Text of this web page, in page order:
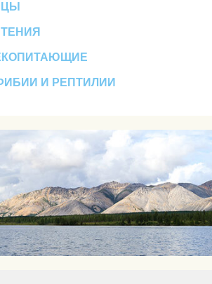
И РЕПТИЛИИ